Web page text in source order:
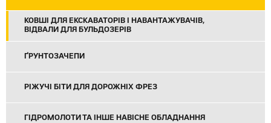
КОВШІ ДЛЯ ЕКСКАВАТОРІВ І НАВАНТАЖУВАЧІВ,
ВІДВАЛИ ДЛЯ БУЛЬДОЗЕРІВ
ҐРУНТОЗАЧЕПИ
РІЖУЧІ БІТИ ДЛЯ ДОРОЖНІХ ФРЕЗ
ГІДРОМОЛОТИ ТА ІНШЕ НАВІСНЕ ОБЛАДНАННЯ